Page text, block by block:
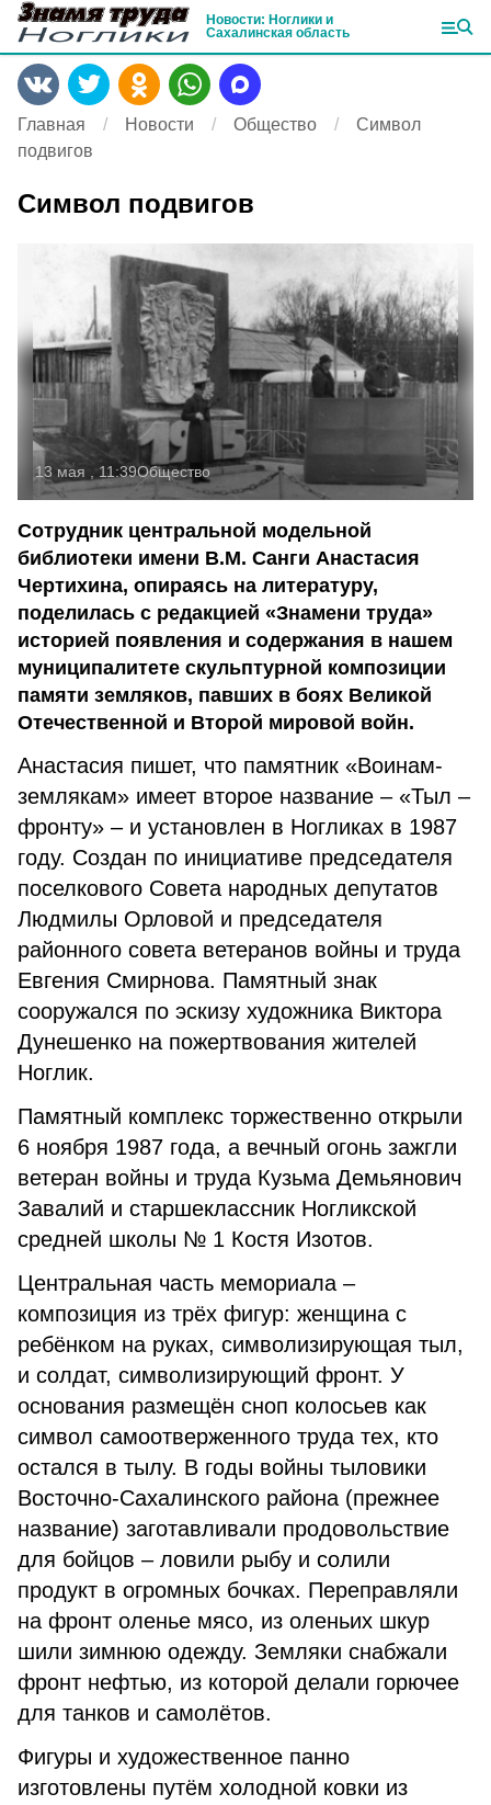
Новости: Ноглики и
Сахалинская область
Главная Новости Общество
Символ
подвигов
Символ подвигов
13 мая , 11:39Общество
Сотрудник центральной модельной
библиотеки имени В.М. Санги Анастасия
Чертихина, опираясь на литературу,
поделилась с редакцией «Знамени труда»
историей появления и содержания в нашем
муниципалитете скульптурной композиции
памяти земляков, павших в боях Великой
Отечественной и Второй мировой войн.
Анастасия пишет, что памятник «Воинам-
землякам» имеет второе название – «Тыл –
фронту» – и установлен в Ногликах в 1987
году. Создан по инициативе председателя
поселкового Совета народных депутатов
Людмилы Орловой и председателя
районного совета ветеранов войны и труда
Евгения Смирнова. Памятный знак
сооружался по эскизу художника Виктора
Дунешенко на пожертвования жителей
Ноглик.
Памятный комплекс торжественно открыли
6 ноября 1987 года, а вечный огонь зажгли
ветеран войны и труда Кузьма Демьянович
Завалий и старшеклассник Ногликской
средней школы № 1 Костя Изотов.
Центральная часть мемориала –
композиция из трёх фигур: женщина с
ребёнком на руках, символизирующая тыл,
и солдат, символизирующий фронт. У
основания размещён сноп колосьев как
символ самоотверженного труда тех, кто
остался в тылу. В годы войны тыловики
Восточно-Сахалинского района (прежнее
название) заготавливали продовольствие
для бойцов – ловили рыбу и солили
продукт в огромных бочках. Переправляли
на фронт оленье мясо, из оленьих шкур
шили зимнюю одежду. Земляки снабжали
фронт нефтью, из которой делали горючее
для танков и самолётов.
Фигуры и художественное панно
изготовлены путём холодной ковки из